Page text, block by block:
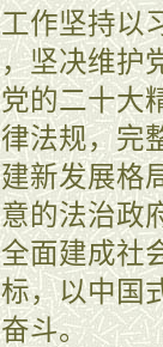
作坚持以
坚决维护
的二十大
法规，完
新发展格
的法治政
面建成社
，以中国
斗。